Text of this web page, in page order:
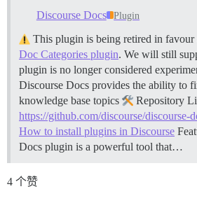
Discourse Docs Plugin
This plugin is being retired in favour
Doc Categories plugin. We will still
plugin is no longer considered
Discourse Docs provides the ability to
knowledge base topics
Repository
https://github.com/discourse/discourse-
How to install plugins in Discourse
Docs plugin is a powerful tool that…
4 个赞